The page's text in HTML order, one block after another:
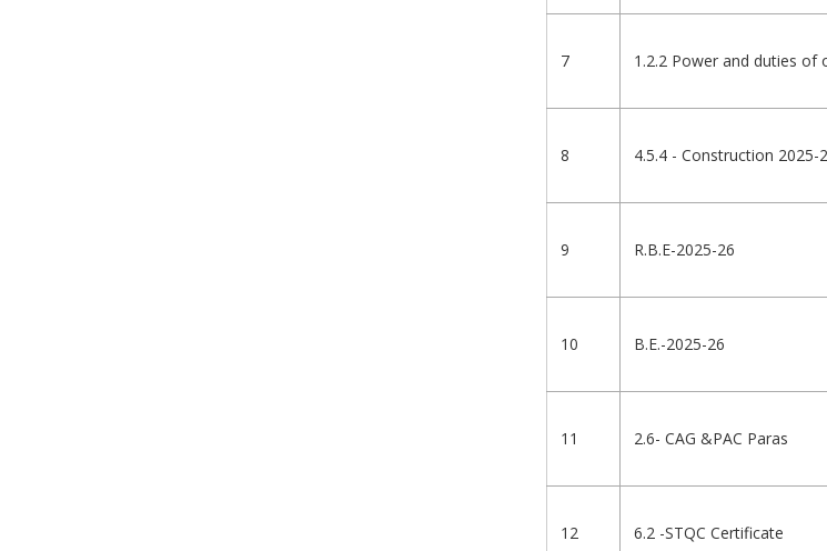
7 1.2.2 Power and duties of
8 4.5.4 - Construction 2025-
9 R.B.E-2025-26
10 B.E.-2025-26
11 2.6- CAG &PAC Paras
12 6.2 -STQC Certificate